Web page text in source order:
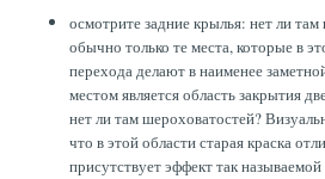
осмотрите задние крылья: нет ли
обычно только те места, которые в
перехода делают в наименее
местом является область закрытия
нет ли там шероховатостей?
что в этой области старая краска
присутствует эффект так